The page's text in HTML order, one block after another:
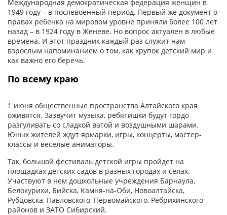
Международная демократическая федерация женщин в
1949 году – в послевоенный период. Первый же документ о
правах ребенка на мировом уровне приняли более 100 лет
назад – в 1924 году в Женеве. Но вопрос актуален в любые
времена. И этот праздник каждый раз служит нам
взрослым напоминанием о том, как хрупок детский мир и
как важно его беречь.
По всему краю
1 июня общественные пространства Алтайского края
оживятся. Зазвучит музыка, ребятишки будут гордо
разгуливать со сладкой ватой и воздушными шарами.
Юных жителей ждут ярмарки, игры, концерты, мастер-
классы и веселые аниматоры.
Так, большой фестиваль детской игры пройдет на
площадках детских садов в разных городах и селах.
Участвуют в нем дошкольные учреждения Барнаула,
Белокурихи, Бийска, Камня-на-Оби, Новоалтайска,
Рубцовска, Павловского, Первомайского, Ребрихинского
районов и ЗАТО Сибирский.